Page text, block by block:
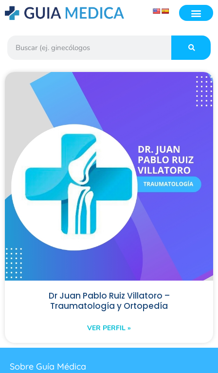
Dr Juan Pablo Ruiz Villatoro –
Traumatología y Ortopedía
VER PERFIL »
Sobre Guía Médica